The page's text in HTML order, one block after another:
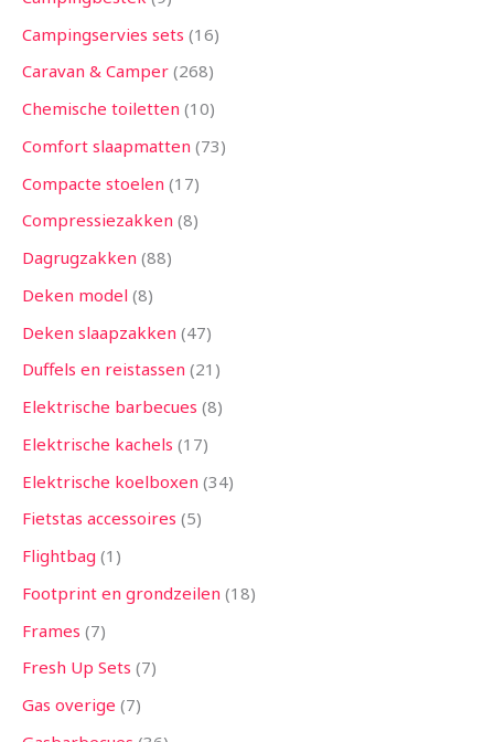
Campingservies sets 16
Caravan & Camper 268
Chemische toiletten 10
Comfort slaapmatten 73
Compacte stoelen 17
Compressiezakken 8
Dagrugzakken 88
Deken model 8
Deken slaapzakken 47
Duffels en reistassen 21
Elektrische barbecues 8
Elektrische kachels 17
Elektrische koelboxen 34
Fietstas accessoires 5
Flightbag 1
Footprint en grondzeilen 18
Frames 7
Fresh Up Sets 7
Gas overige 7